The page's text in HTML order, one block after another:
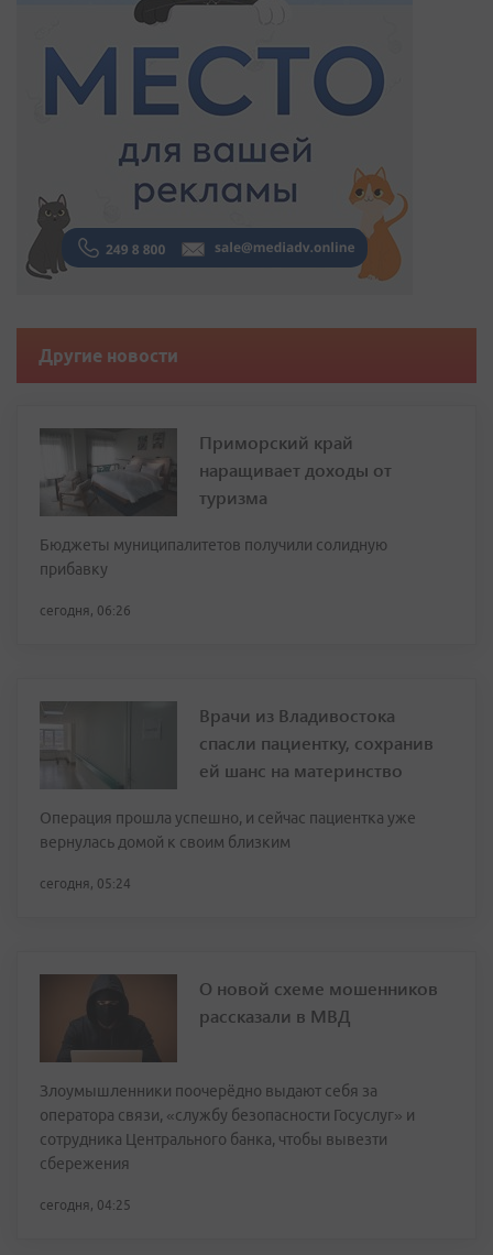
Другие новости
Приморский край
наращивает доходы от
туризма
Бюджеты муниципалитетов получили солидную
прибавку
сегодня, 06:26
Врачи из Владивостока
спасли пациентку, сохранив
ей шанс на материнство
Операция прошла успешно, и сейчас пациентка уже
вернулась домой к своим близким
сегодня, 05:24
О новой схеме мошенников
рассказали в МВД
Злоумышленники поочерёдно выдают себя за
оператора связи, «службу безопасности Госуслуг» и
сотрудника Центрального банка, чтобы вывезти
сбережения
сегодня, 04:25